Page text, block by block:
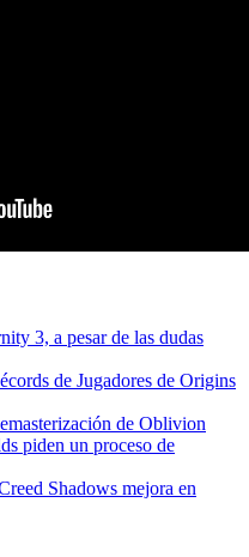
3, a pesar de las dudas
de Jugadores de Origins
de Oblivion
piden un proceso de
Shadows mejora en